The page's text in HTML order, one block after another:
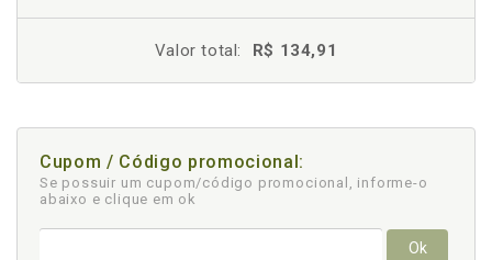
Valor total: R$ 134,91
Cupom / Código promocional:
Se possuir um cupom/código promocional, informe-o
abaixo e clique em ok
Ok